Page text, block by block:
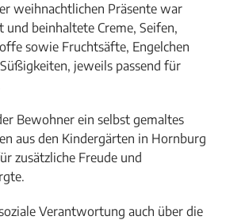
weihnachtlichen Präsente war
und beinhaltete Creme, Seifen,
sowie Fruchtsäfte, Engelchen
jeweils passend für
Bewohner ein selbst gemaltes
aus den Kindergärten in Hornburg
zusätzliche Freude und
Verantwortung auch über die